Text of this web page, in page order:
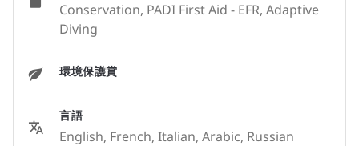
Conservation, PADI First Aid - EFR, Adaptive
Diving
環境保護賞
言語
English, French, Italian, Arabic, Russian